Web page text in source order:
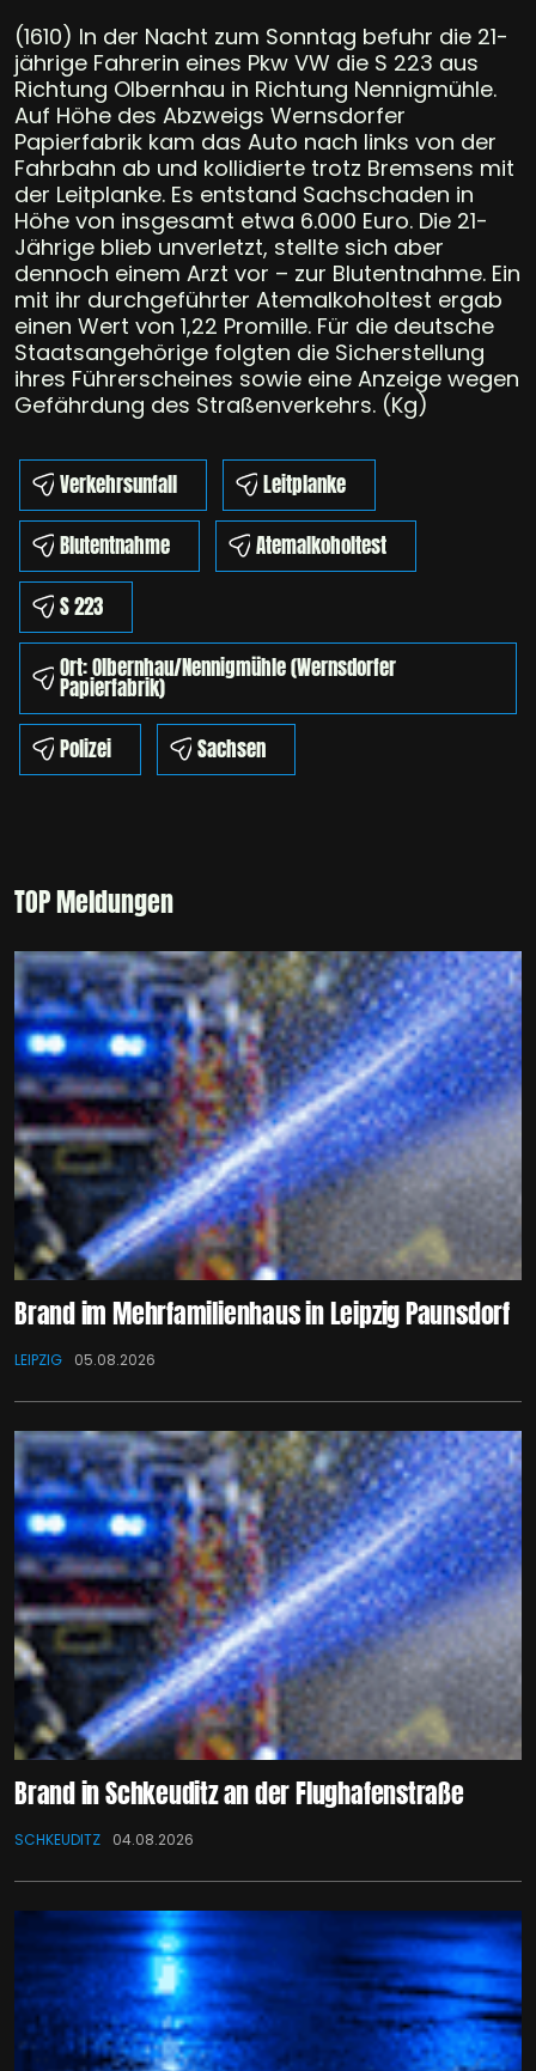
(1610) In der Nacht zum Sonntag befuhr die 21-
jährige Fahrerin eines Pkw VW die S 223 aus
Richtung Olbernhau in Richtung Nennigmühle.
Auf Höhe des Abzweigs Wernsdorfer
Papierfabrik kam das Auto nach links von der
Fahrbahn ab und kollidierte trotz Bremsens mit
der Leitplanke. Es entstand Sachschaden in
Höhe von insgesamt etwa 6.000 Euro. Die 21-
Jährige blieb unverletzt, stellte sich aber
dennoch einem Arzt vor – zur Blutentnahme. Ein
mit ihr durchgeführter Atemalkoholtest ergab
einen Wert von 1,22 Promille. Für die deutsche
Staatsangehörige folgten die Sicherstellung
ihres Führerscheines sowie eine Anzeige wegen
Gefährdung des Straßenverkehrs. (Kg)
Verkehrsunfall
Leitplanke
Blutentnahme
Atemalkoholtest
S 223
Ort: Olbernhau/Nennigmühle (Wernsdorfer
Papierfabrik)
Polizei
Sachsen
TOP Meldungen
Brand im Mehrfamilienhaus in Leipzig Paunsdorf
LEIPZIG 05.08.2026
Brand in Schkeuditz an der Flughafenstraße
SCHKEUDITZ 04.08.2026